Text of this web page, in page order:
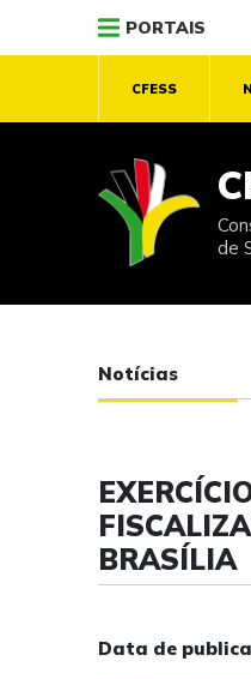
PORTAIS
CFESS
de
Notícias
BRASÍLIA
Data de